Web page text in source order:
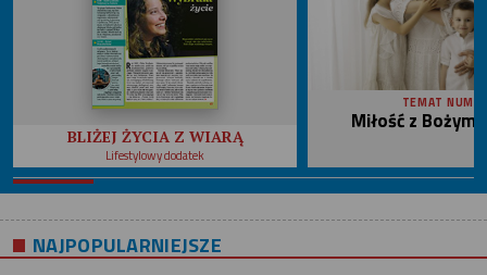
BLIŻEJ ŻYCIA Z WIARĄ
Lifestylowy dodatek
TEMAT
Miłość z
NAJPOPULARNIEJSZE